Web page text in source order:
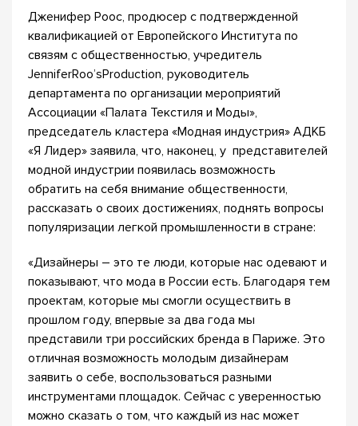
Дженифер Роос, продюсер с подтвержденной
квалификацией от Европейского Института по
связям с общественностью, учредитель
JenniferRoo’sProduction, руководитель
департамента по организации мероприятий
Ассоциации «Палата Текстиля и Моды»,
председатель кластера «Модная индустрия» АДКБ
«Я Лидер» заявила, что, наконец, у представителей
модной индустрии появилась возможность
обратить на себя внимание общественности,
рассказать о своих достижениях, поднять вопросы
популяризации легкой промышленности в стране:
«Дизайнеры – это те люди, которые нас одевают и
показывают, что мода в России есть. Благодаря тем
проектам, которые мы смогли осуществить в
прошлом году, впервые за два года мы
представили три российских бренда в Париже. Это
отличная возможность молодым дизайнерам
заявить о себе, воспользоваться разными
инструментами площадок. Сейчас с уверенностью
можно сказать о том, что каждый из нас может